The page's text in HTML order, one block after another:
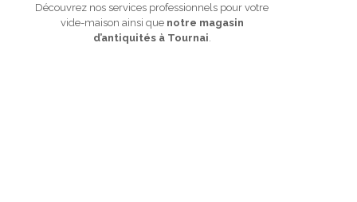
Découvrez nos services professionnels pour votre
vide-maison ainsi que notre magasin
d’antiquités à Tournai